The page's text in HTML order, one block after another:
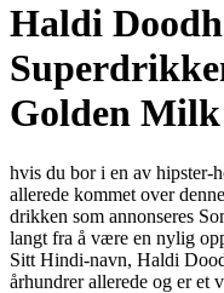
Haldi
Golden Milk
hvis du bor i en av hipster-
allerede kommet over
drikken som annonseres
langt fra å være en nylig
Sitt Hindi-navn, Haldi
århundrer allerede og er et